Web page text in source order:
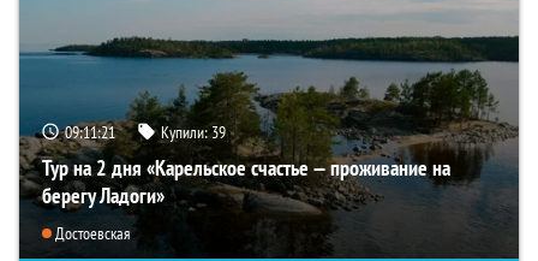
09:11:20 Купили:39
Тур на 2 дня «Карельское счастье — проживание на
берегу Ладоги»
Достоевская